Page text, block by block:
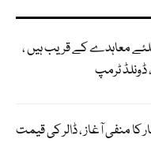
معاہدے کے قریب ہیں ،
ٹرمپ
کا منفی آغاز ، ڈالر کی قیمت